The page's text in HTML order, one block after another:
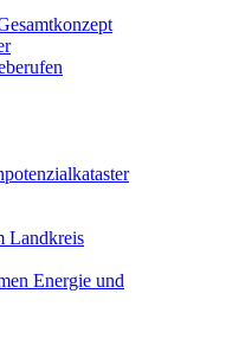
Landkreis
Energie und